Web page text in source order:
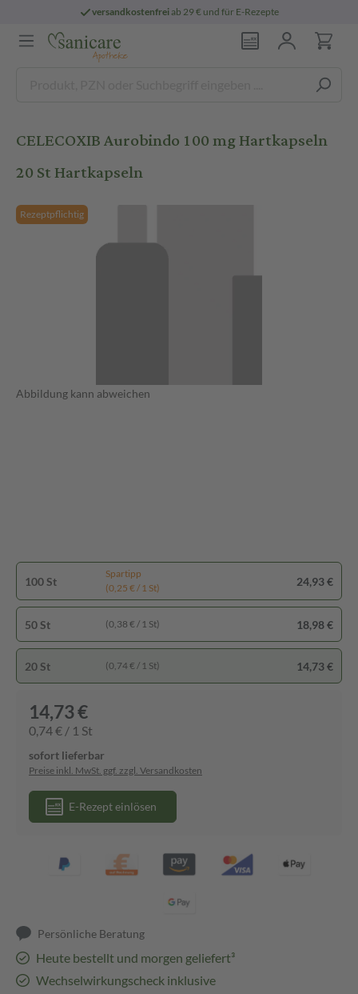
versandkostenfreiab 29 € und für E-Rezepte
CELECOXIB Aurobindo 100 mg Hartkapseln
20 St Hartkapseln
Rezeptpflichtig
Abbildung kann abweichen
100 St
Spartipp
(0,25 € / 1 St)
24,93 €
50 St (0,38 € / 1 St) 18,98 €
20 St (0,74 € / 1 St) 14,73 €
14,73 €
0,74 € / 1 St
sofort lieferbar
Preise inkl. MwSt. ggf. zzgl. Versandkosten
E-Rezept einlösen
Persönliche Beratung
Heute bestellt und morgen geliefert³
Wechselwirkungscheck inklusive